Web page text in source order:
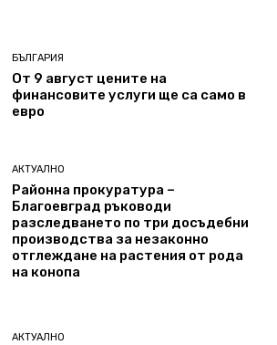
БЪЛГАРИЯ
От 9 август цените на
финансовите услуги ще са само в
евро
АКТУАЛНО
Районна прокуратура –
Благоевград ръководи
разследването по три досъдебни
производства за незаконно
отглеждане на растения от рода
на конопа
АКТУАЛНО